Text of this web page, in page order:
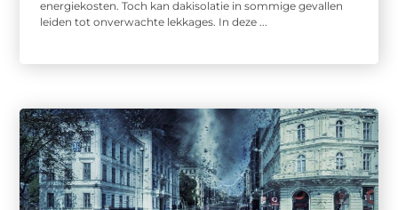
energiekosten. Toch kan dakisolatie in sommige gevallen
leiden tot onverwachte lekkages. In deze ...